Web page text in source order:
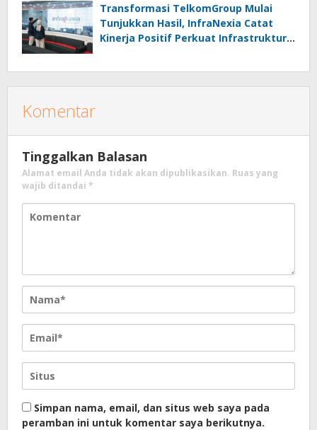
Transformasi TelkomGroup Mulai
Tunjukkan Hasil, InfraNexia Catat
Kinerja Positif Perkuat Infrastruktur
Komentar
Tinggalkan Balasan
Alamat email Anda tidak akan dipublikasikan. Ruas yang
wajib ditandai *
Simpan nama, email, dan situs web saya pada
peramban ini untuk komentar saya berikutnya.